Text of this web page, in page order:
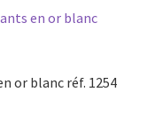
or blanc réf. 1254